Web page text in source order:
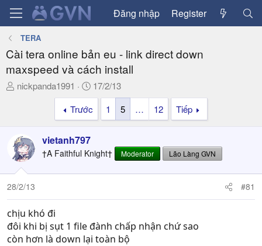
Đăng nhập Register
TERA
Cài tera online bản eu - link direct down
maxspeed và cách install
T
a
d
s
t
a
t
e
r
nickpanda1991
N
g
y
i
17/2/13
Trước
1 5 … 12 Tiếp
vietanh797
†A Faithful Knight† Moderator Lão Làng GVN
28/2/13 #81
chịu khó đi
đôi khi bị sụt 1 file đành chấp nhận chứ sao
còn hơn là down lại toàn bộ